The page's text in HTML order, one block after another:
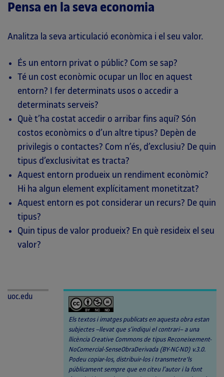
Pensa en la seva economia
Analitza la seva articulació econòmica i el seu valor.
És un entorn privat o públic? Com se sap?
Té un cost econòmic ocupar un lloc en aquest
entorn? I fer determinats usos o accedir a
determinats serveis?
Què t’ha costat accedir o arribar fins aquí? Són
costos econòmics o d’un altre tipus? Depèn de
privilegis o contactes? Com n’és, d’exclusiu? De quin
tipus d’exclusivitat es tracta?
Aquest entorn produeix un rendiment econòmic?
Hi ha algun element explícitament monetitzat?
Aquest entorn es pot considerar un recurs? De quin
tipus?
Quin tipus de valor produeix? En què resideix el seu
valor?
uoc.edu
Els textos i imatges publicats en aquesta obra estan
subjectes –llevat que s’indiqui el contrari– a una
llicència Creative Commons de tipus Reconeixement-
NoComercial-SenseObraDerivada (BY-NC-ND) v.3.0.
Podeu copiar-los, distribuir-los i transmetre'ls
públicament sempre que en citeu l’autor i la font